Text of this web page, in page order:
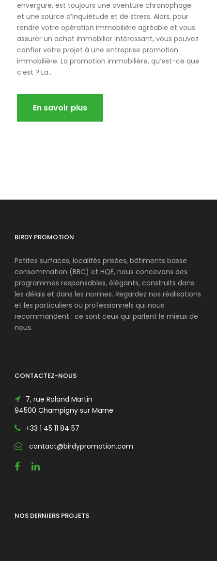
envergure, est toujours une aventure chronophage
et une source d’inquiétude et de stress. Alors, pour
rendre votre opération immobilière agréable et vous
assurer un achat immobilier intéressant, vous pouvez
confier votre projet à une entreprise promotion
immobilière. La promotion immobilière, qu’est-ce que
c’est ? La...
En savoir plus
BIRDY PROMOTION
Petites surfaces, localités prisées, bâtiments basse
consommation (BBC) et HQE, nous concevons des
programmes responsables, élégants, construits dans
les délais et dans les normes. Regardez nos réalisations
et les particuliers ou professionnels qui nous
recommandent : ce sont ceux qui parlent le mieux de
nous.
CONTACTEZ-NOUS
7, rue Roland Martin
94500 Champigny sur Marne
+33 1 45 11 84 57
contact@birdypromotion.com
NOS DERNIERS PROJETS